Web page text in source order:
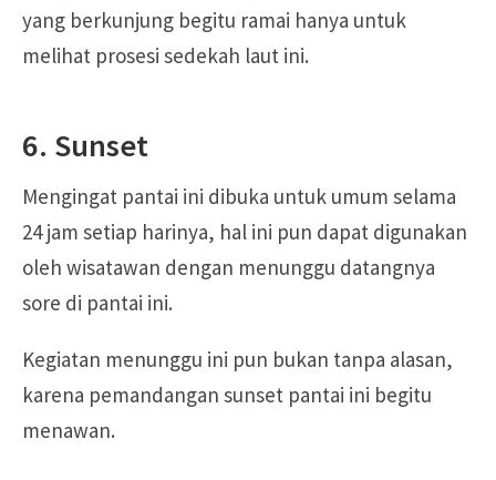
yang berkunjung begitu ramai hanya untuk
melihat prosesi sedekah laut ini.
6. Sunset
Mengingat pantai ini dibuka untuk umum selama
24 jam setiap harinya, hal ini pun dapat digunakan
oleh wisatawan dengan menunggu datangnya
sore di pantai ini.
Kegiatan menunggu ini pun bukan tanpa alasan,
karena pemandangan sunset pantai ini begitu
menawan.